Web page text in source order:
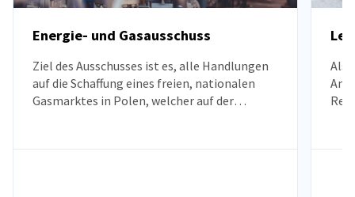
Energie- und Gasausschuss
Ziel des Ausschusses ist es, alle Handlungen
auf die Schaffung eines freien, nationalen
Gasmarktes in Polen, welcher auf der
Union basiert, auszurichten.
Als